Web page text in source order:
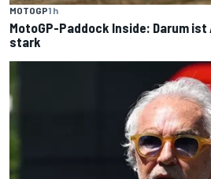
MOTOGP1 h
MotoGP-Paddock Inside: Darum
stark